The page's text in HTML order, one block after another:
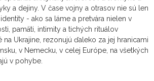
a dejiny. V čase vojny a otrasov nie sú len
- ako sa láme a pretvára nielen v
pamäti, intimity a tichých rituálov
Ukrajine, rezonujú ďaleko za jej hranicami
v Nemecku, v celej Európe, na všetkých
v pohybe.